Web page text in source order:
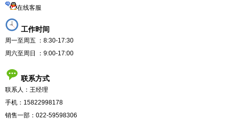
在线客服
工作时间
周一至周五 ：8:30-17:30
周六至周日 ：9:00-17:00
联系方式
联系人：王经理
手机：15822998178
销售一部：022-59598306